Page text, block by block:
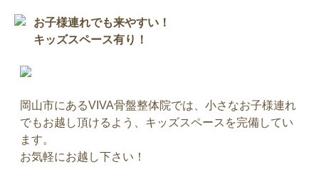
お子様連れでも来やすい！
キッズスペース有り！
岡山市にあるVIVA骨盤整体院では、小さなお子様連れ
でもお越し頂けるよう、キッズスペースを完備してい
ます。
お気軽にお越し下さい！